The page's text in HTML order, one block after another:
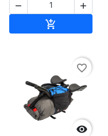
 


favorite_border